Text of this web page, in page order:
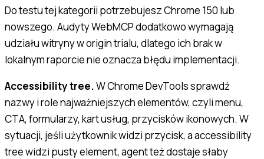
Do testu tej kategorii potrzebujesz Chrome 150 lub
nowszego. Audyty WebMCP dodatkowo wymagają
udziału witryny w origin trialu, dlatego ich brak w
lokalnym raporcie nie oznacza błędu implementacji.
Accessibility tree.W Chrome DevTools sprawdź
nazwy i role najważniejszych elementów, czyli menu,
CTA, formularzy, kart usług, przycisków ikonowych. W
sytuacji, jeśli użytkownik widzi przycisk, a accessibility
tree widzi pusty element, agent też dostaje słaby